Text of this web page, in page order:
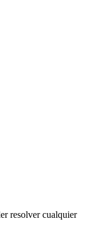
resolver cualquier